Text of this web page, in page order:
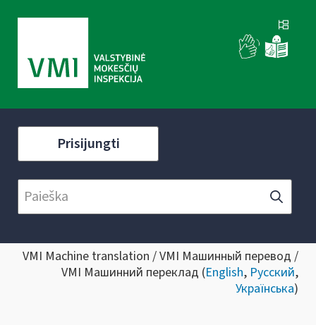
Prisijungti
VMI Machine translation / VMI Машинный перевод /
VMI Машинний переклад (English, Русский,
Українська)